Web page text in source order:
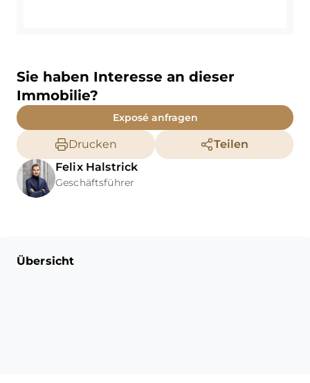
Sie haben Interesse an dieser
Immobilie?
Exposé anfragen
Drucken
Teilen
Felix Halstrick
Geschäftsführer
Übersicht